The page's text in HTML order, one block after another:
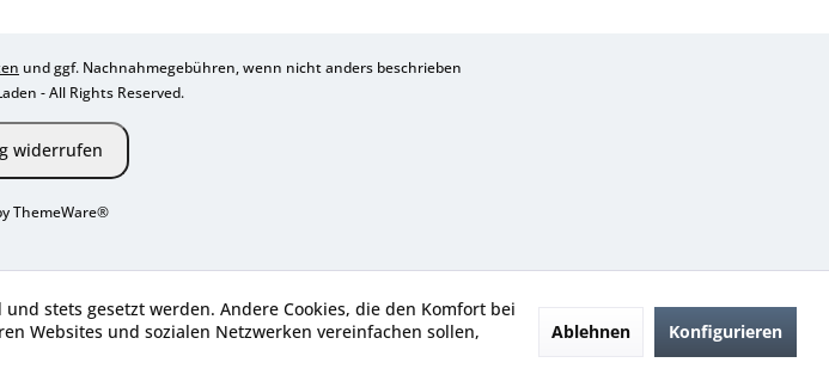
und ggf. Nachnahmegebühren, wenn nicht anders beschrieben
- All Rights Reserved.
widerrufen
ThemeWare®
stets gesetzt werden. Andere Cookies, die den Komfort bei
Websites und sozialen Netzwerken vereinfachen sollen,
Ablehnen Konfigurieren